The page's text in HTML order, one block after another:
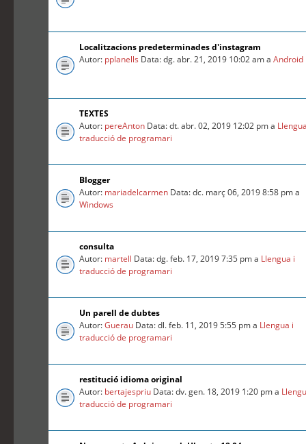
Localitzacions predeterminades d'instagram
Autor: pplanells Data: dg. abr. 21, 2019 10:02 am aAndroid
TEXTES
Autor: pereAnton Data: dt. abr. 02, 2019 12:02 pm a
traducció de programari
Blogger
Autor: mariadelcarmen Data: dc. març 06, 2019 8:58 pm a
Windows
consulta
Autor: martell Data: dg. feb. 17, 2019 7:35 pm a Llengua i
traducció de programari
Un parell de dubtes
Autor:Guerau Data: dl. feb. 11, 2019 5:55 pm a Llengua i
traducció de programari
restitució idioma original
Autor: bertajespriu Data: dv. gen. 18, 2019 1:20 pm a
traducció de programari